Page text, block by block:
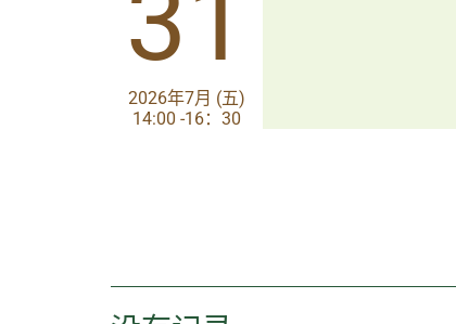
2026年7月 (五)
14:00-17:30
2026年7月 (五)
14:00 -16：30